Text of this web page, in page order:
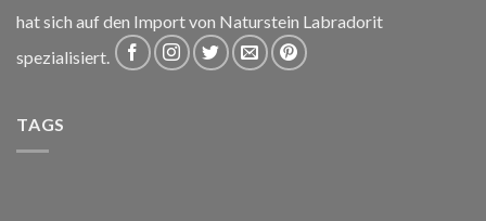
hat sich auf den Import von Naturstein Labradorit
spezialisiert.
TAGS